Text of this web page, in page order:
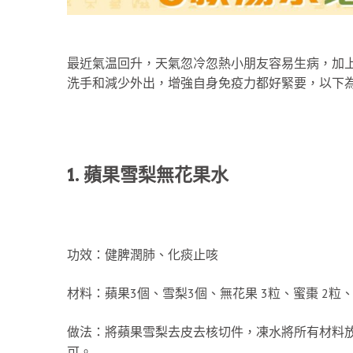
最近氣温回升，天氣忽冷忽熱小朋友容易生病，
洗手和減少外出，增強自身免疫力都好緊要，以
1. 蘋果雪梨無花果水
功效：健脾潤肺、化痰止咳
材料：蘋果3個、雪梨3個、無花果 3粒、蜜棗 2粒
做法：將蘋果雪梨去皮去核切件，凍水將所有材